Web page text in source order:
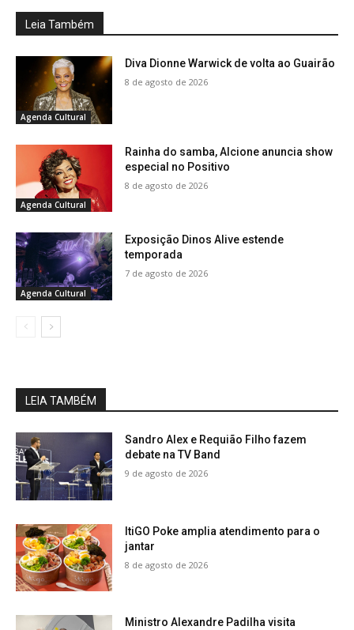
Leia Também
Agenda Cultural
Diva Dionne Warwick de volta ao Guairão
8 de agosto de 2026
Agenda Cultural
Rainha do samba, Alcione anuncia show
especial no Positivo
8 de agosto de 2026
Agenda Cultural
Exposição Dinos Alive estende
temporada
7 de agosto de 2026
LEIA TAMBÉM
Sandro Alex e Requião Filho fazem
debate na TV Band
9 de agosto de 2026
ItiGO Poke amplia atendimento para o
jantar
8 de agosto de 2026
Ministro Alexandre Padilha visita